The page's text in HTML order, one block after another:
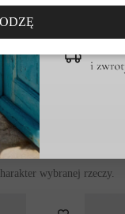
jej wyjątkowego
się podczas ruchu.
krawiectwa, co